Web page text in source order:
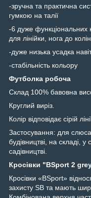
-зручна та практична
гумкою на талії
-6 дуже функціональних
для лінійки, нога до
-дуже низька усадка
-стабільність кольору
Футболка робоча
Склад 100% бавовна
Круглий виріз.
Колір відповідає сірій
Застосування: для
будівництві, на складі, у
садівництві.
Кросівки "BSport 2
Кросівки «BSport»
захисту SB та мають